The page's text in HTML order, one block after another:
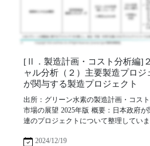
[Ⅱ．製造計画・コスト分析編]
ャル分析（２）主要製造プロ
が関与する製造プロジェクト
出所：グリーン水素の製造計画・コス
市場の展望 2025年版 概要：日本政府
連のプロジェクトについて整理していま
2024/12/19